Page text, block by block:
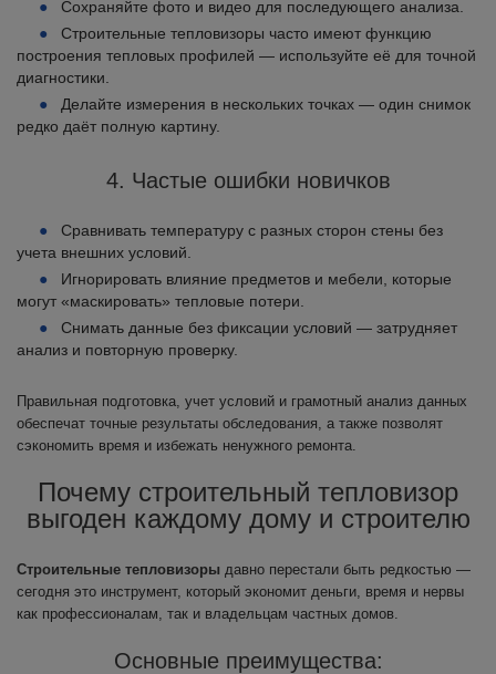
Сохраняйте фото и видео для последующего анализа.
Строительные тепловизоры часто имеют функцию
построения тепловых профилей — используйте её для точной
диагностики.
Делайте измерения в нескольких точках — один снимок
редко даёт полную картину.
4. Частые ошибки новичков
Сравнивать температуру с разных сторон стены без
учета внешних условий.
Игнорировать влияние предметов и мебели, которые
могут «маскировать» тепловые потери.
Снимать данные без фиксации условий — затрудняет
анализ и повторную проверку.
Правильная подготовка, учет условий и грамотный анализ данных
обеспечат точные результаты обследования, а также позволят
сэкономить время и избежать ненужного ремонта.
Почему строительный тепловизор
выгоден каждому дому и строителю
Строительные тепловизоры давно перестали быть редкостью —
сегодня это инструмент, который экономит деньги, время и нервы
как профессионалам, так и владельцам частных домов.
Основные преимущества: